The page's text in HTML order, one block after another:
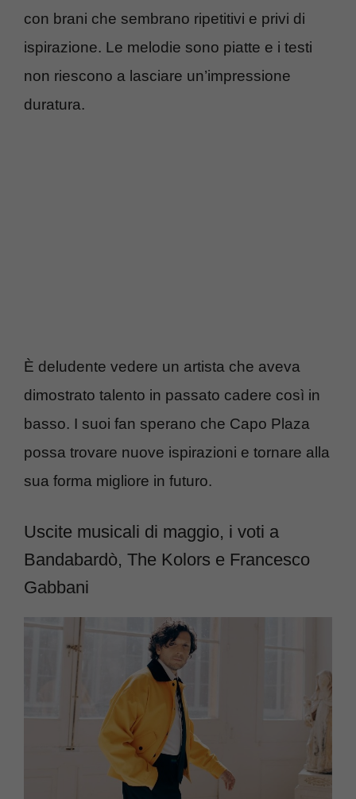
con brani che sembrano ripetitivi e privi di
ispirazione. Le melodie sono piatte e i testi
non riescono a lasciare un’impressione
duratura.
È deludente vedere un artista che aveva
dimostrato talento in passato cadere così in
basso. I suoi fan sperano che Capo Plaza
possa trovare nuove ispirazioni e tornare alla
sua forma migliore in futuro.
Uscite musicali di maggio, i voti a
Bandabardò, The Kolors e Francesco
Gabbani